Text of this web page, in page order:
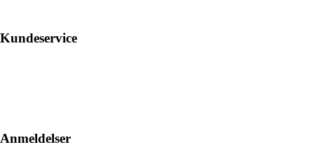
Kundeservice
Anmeldelser